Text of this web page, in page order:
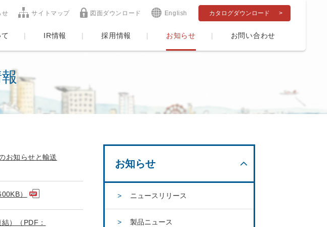
IR情報 採用情報 お知らせ お問い合わせ
カタログダウンロード
せ サイトマップ 図面ダウンロード English
お知らせと輸送
）
）（PDF：
お知らせ
ニュースリリース
製品ニュース